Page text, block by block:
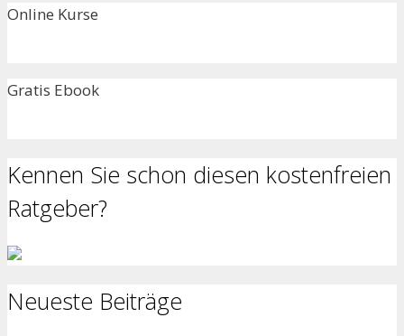
Online Kurse
Gratis Ebook
Kennen Sie schon diesen kostenfreien
Ratgeber?
Neueste Beiträge